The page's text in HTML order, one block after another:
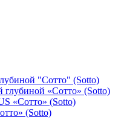
"Сотто" (Sotto)
«Сотто» (Sotto)
«Сотто» (Sotto)
(Sotto)